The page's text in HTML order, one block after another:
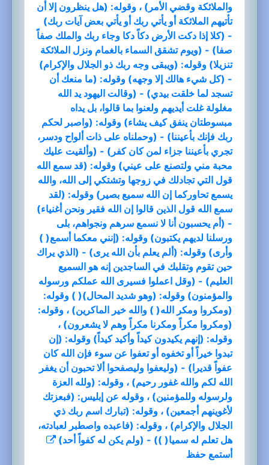
والملائكة وقضي الأمر) ، وقوله: (هل ينظرون إلا أن
تأتيهم الملائكة أو يأتي ربك أو يأتي بعض آيات ربك)
- (كلا إذا دكت الأرض دكاً دكا وجاء ربك والملك صفاً
صفا) - (ويوم تشقق السماء بالغمام ونزل الملائكة
تنزيلا) وقوله: (ويبقى وجه ربك ذو الجلال والإكرام)
- (كل شيء هالك إلا وجهه) وقوله: (ما منعك أن
تسجد لما خلقت بيدي) - (وقالت اليهود يد الله
مغلولة غلت أيديهم ولعنوا بما قالوا، بل يداه
مبسوطتان ينفق كيف يشاء) وقوله: (واصبر لحكم
ربك فإنك بأعيننا) - (وحملناه على ذات ألواح ودسر،
تجري بأعيننا جزاء لمن كان كفر) - (وألقيت عليك
محبة مني ولتصنع على عيني) وقوله: (قد سمع الله
قول التي تجادلك في زوجها وتشتكي إلى الله، والله
يسمع تحاوركما إن الله سميع بصير) وقوله: (لقد
سمع الله قول الذين قالوا إن الله فقير ونحن أغنياء)
- (أم يحسبون أنا لا نسمع سرهم ونجواهم، بلى
ورسلنا لديهم يكتبون) وقوله: (إنني معكما أسمع( )
وأرى) وقوله: (ألم يعلم بأن الله يرى) - (الذي يراك
حين تقوم وتقلبك في الساجدين إنه هو السميع
العليم) - (وقل اعملوا فسيرى الله عملكم ورسوله
والمؤمنون) وقوله: (وهو شديد المحال)( ) وقوله:
(ومكروا ومكر الله( ) والله خير الماكرين) ، وقوله:
(ومكروا مكراً ومكرنا مكراً وهم لا يشعرون) ،
وقوله: (إنهم يكيدون كيداً وأكيد كيداً) وقوله: (إن
تبدوا خيراً أو تخفوه أو تعفوا عن سوء فإن الله كان
عفواً قديرا) - (وليعفوا وليصفحوا ألا تحبون أن يغفر
الله لكم والله غفور رحيم) ، وقوله: (ولله العزة
ولرسوله وللمؤمنين) ، وقوله عن إبليس: (فبعزتك
لأغوينهم أجمعين) ، وقوله: (تبارك اسم ربك ذي
الجلال والإكرام) ، وقوله: (فاعبده واصطبر لعبادته،
هل تعلم له سميا( )) - (ولم يكن له كفواً أحد)
أستمع حفظ